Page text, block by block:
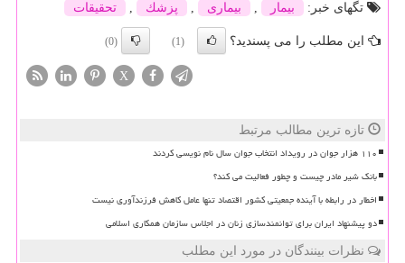
تگهای خبر:
بیمار , بیماری , پزشك , تحقیقات
این مطلب را می پسندید؟ (1)
(0)
X
تازه ترین مطالب مرتبط
۱۱۰ هزار جوان در رویداد انتخاب جوان سال نام نویسی کردند
بانک شیر مادر چیست و چطور فعالیت می کند؟
اخطار در رابطه با آینده جمعیتی کشور اقتصاد تنها عامل کاهش فرزندآوری نیست
دو پیشنهاد ایران برای توانمندسازی زنان در اجلاس سازمان همکاری اسلامی
نظرات بینندگان در مورد این مطلب